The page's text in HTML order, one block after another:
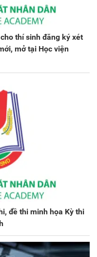
thí sinh đăng ký xét
mở tại Học viện
đề thi minh họa Kỳ thi